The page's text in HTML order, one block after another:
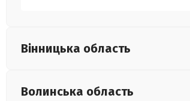
Вінницька область
Волинська область